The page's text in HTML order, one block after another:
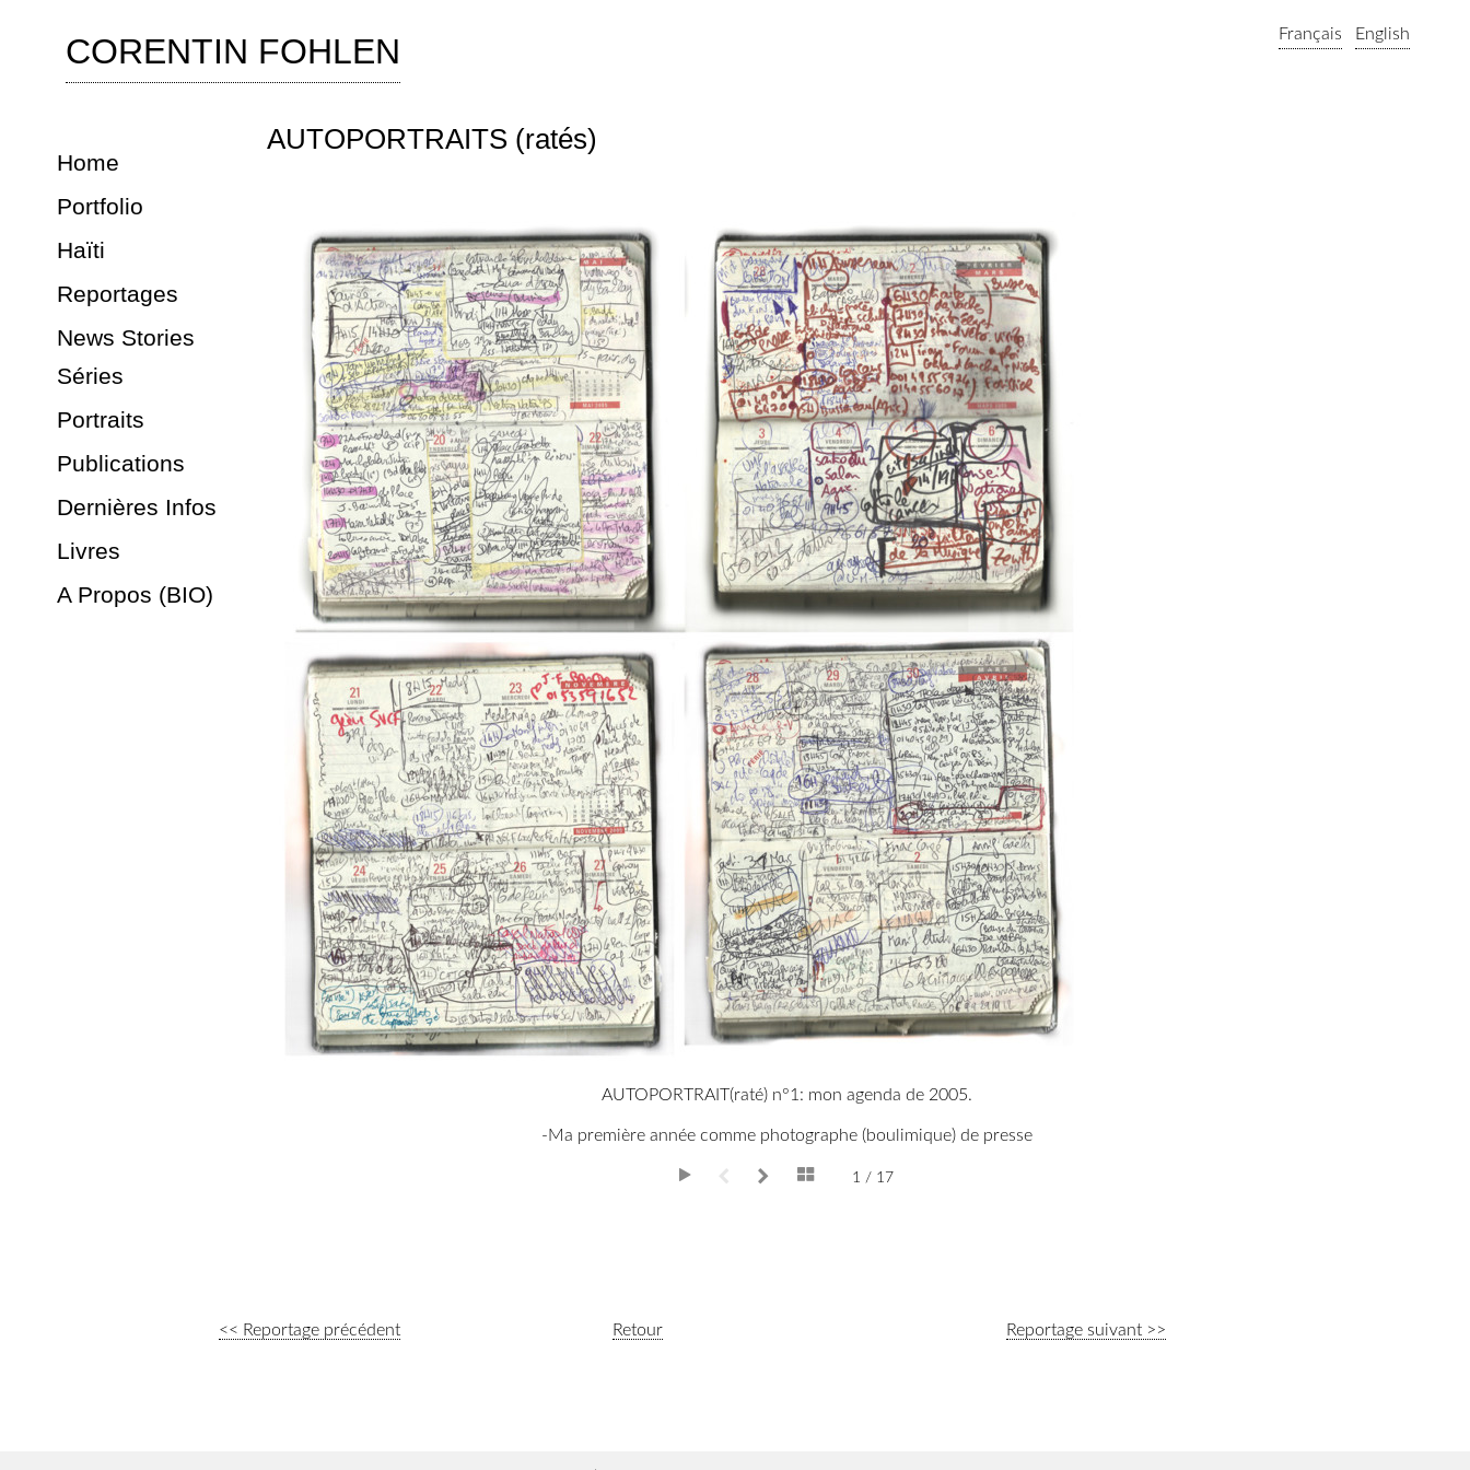
CORENTIN FOHLEN Français English
Home
Portfolio
Haïti
Reportages
News Stories
Séries
Portraits
Publications
Dernières Infos
Livres
A Propos (BIO)
AUTOPORTRAITS (ratés)
AUTOPORTRAIT(raté) n°1: mon agenda de 2005.
-Ma première année comme photographe (boulimique) de presse
1 / 17
<< Reportage précédent Retour Reportage suivant >>